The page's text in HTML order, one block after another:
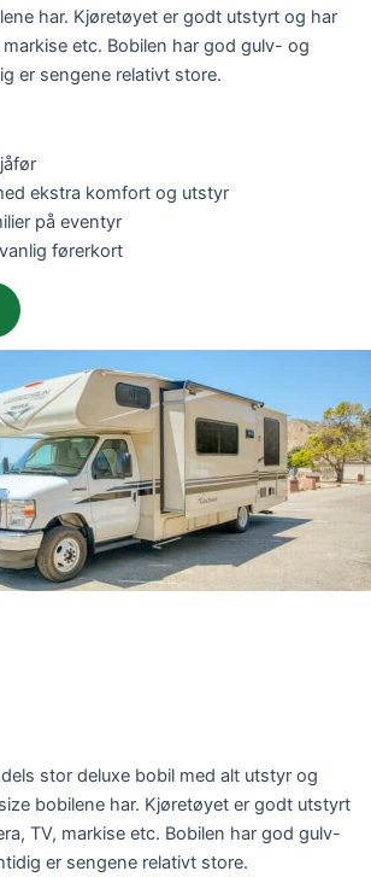
har. Kjøretøyet er godt utstyrt og har
etc. Bobilen har god gulv- og
er sengene relativt store.
ekstra komfort og utstyr
på eventyr
førerkort
stor deluxe bobil med alt utstyr og
bobilene har. Kjøretøyet er godt utstyrt
TV, markise etc. Bobilen har god gulv-
er sengene relativt store.